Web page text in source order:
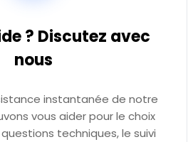
? Discutez avec
nous
instantanée de notre
vous aider pour le choix
techniques, le suivi